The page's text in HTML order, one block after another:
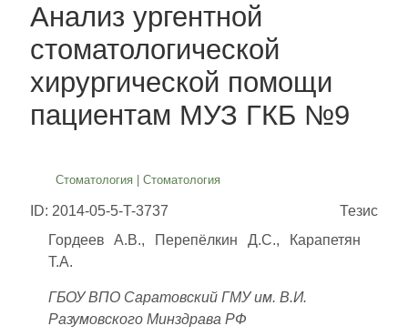
Анализ ургентной
стоматологической
хирургической помощи
пациентам МУЗ ГКБ №9
Стоматология |Стоматология
ID: 2014-05-5-T-3737
Тезис
Гордеев А.В., Перепёлкин Д.С., Карапетян
Т.А.
ГБОУ ВПО Саратовский ГМУ им. В.И.
Разумовского Минздрава РФ